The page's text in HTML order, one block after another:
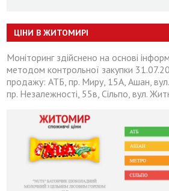
ЦІНИ В ЖИТОМИРІ
Моніторинг здійснено на основі
методом контрольної закупки
продажу: АТБ, пр. Миру, 15А, Ашан, вул.
пр. Незалежності, 55в, Сільпо, вул.